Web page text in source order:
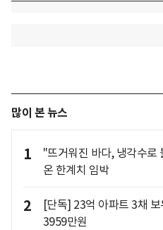
많이 본 뉴스
1
"뜨거워진 바다, 냉각수
온 한계치 임박
2
[단독] 23억 아파트 3채
3959만원